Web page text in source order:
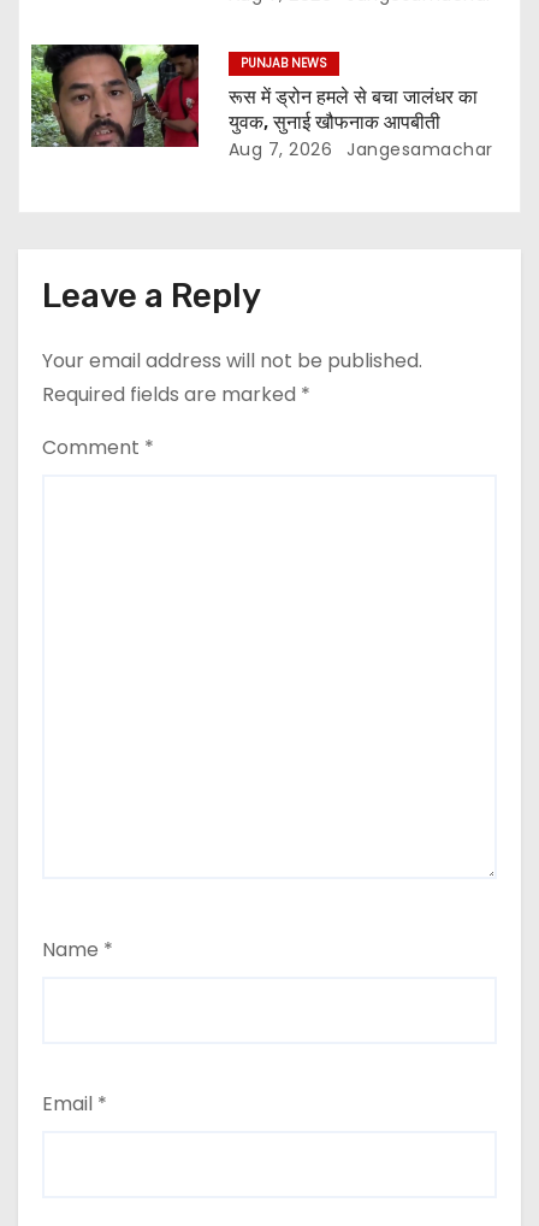
PUNJAB NEWS
रूस में ड्रोन हमले से बचा जालंधर का
युवक, सुनाई खौफनाक आपबीती
Aug 7, 2026 Jangesamachar
Leave a Reply
Your email address will not be published.
Required fields are marked *
Comment *
Name *
Email *